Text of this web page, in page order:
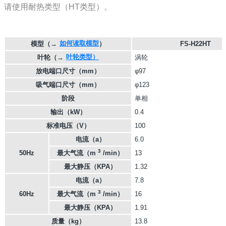
请使用耐热类型（HT类型）。
模型 （→ 如何读取模型 ）
FS-H22HT
叶轮 （→ 叶轮类型）
涡轮
放电端口尺寸（mm）
φ97
吸气端口尺寸（mm）
φ123
阶段
单相
输出（kW）
0.4
标准电压（V）
100
50Hz
电流（a）
6.0
最大气流（m 3 /min）
13
最大静压（KPA）
1.32
60Hz
电流（a）
7.8
最大气流（m 3 /min）
16
最大静压（KPA）
1.91
质量（kg）
13.8